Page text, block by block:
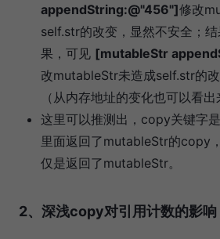
appendString:@"456"]修改
self.str的改变，显然不安全；
果，可见 [mutableStr
改mutableStr未造成self.str的改
（从内存地址的变化也可以看出
这里可以推测出，copy关键字
里面返回了mutableStr的copy
仅是返回了mutableStr。
2、深浅copy对引用计数的影响